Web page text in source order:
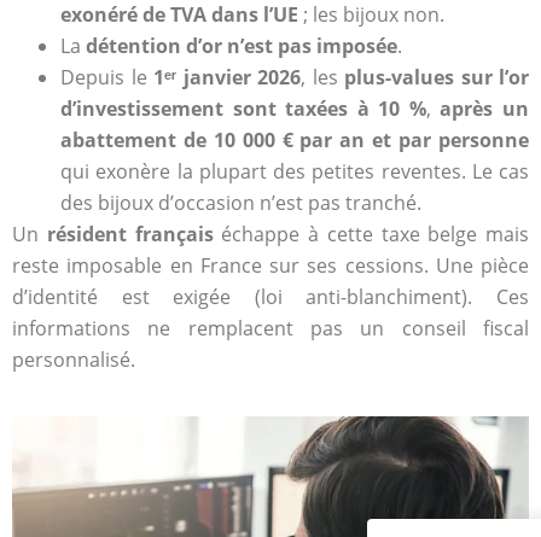
exonéré de TVA dans l’UE ; les bijoux non.
La détention d’or n’est pas imposée.
Depuis le 1ᵉʳ janvier 2026, les plus-values sur l’or
d’investissement sont taxées à 10 %,après un
abattement de 10 000 € par an et par personne
qui exonère la plupart des petites reventes. Le cas
des bijoux d’occasion n’est pas tranché.
Un résident françaiséchappe à cette taxe belge mais
reste imposable en France sur ses cessions. Une pièce
d’identité est exigée (loi anti-blanchiment). Ces
informations ne remplacent pas un conseil fiscal
personnalisé.